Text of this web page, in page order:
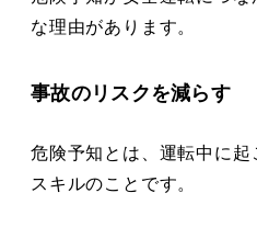
な理由があります。
事故のリスクを減らす
危険予知とは、運転中に
スキルのことです。